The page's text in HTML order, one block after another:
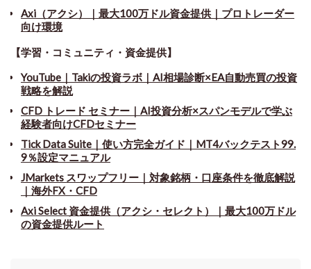
Axi（アクシ）｜最大100万ドル資金提供｜プロトレーダー
向け環境
【学習・コミュニティ・資金提供】
YouTube｜Takiの投資ラボ｜AI相場診断×EA自動売買の投資
戦略を解説
CFD トレード セミナー ｜ AI投資分析×スパンモデルで学ぶ
経験者向けCFDセミナー
Tick Data Suite ｜ 使い方完全ガイド｜MT4バックテスト99.
9％設定マニュアル
JMarkets スワップフリー ｜ 対象銘柄・口座条件を徹底解説
｜海外FX・CFD
Axi Select 資金提供（アクシ・セレクト）｜最大100万ドル
の資金提供ルート